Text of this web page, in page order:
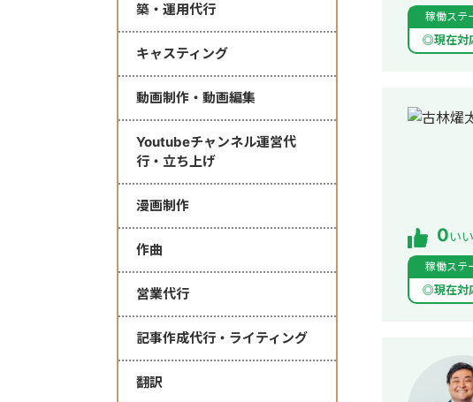
築・運用代行
キャスティング
動画制作・動画編集
Youtubeチャンネル運営代
行・立ち上げ
漫画制作
作曲
営業代行
記事作成代行・ライティング
翻訳
稼働ステ
◎現在対
0い
稼働ステ
◎現在対